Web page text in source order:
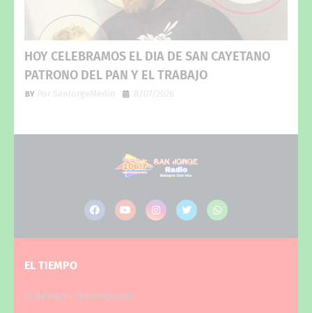
HOY CELEBRAMOS EL DIA DE SAN CAYETANO
PATRONO DEL PAN Y EL TRABAJO
Por SanJorgeMedio 8/07/2026
EL TIEMPO
El tiempo - Tutiempo.net